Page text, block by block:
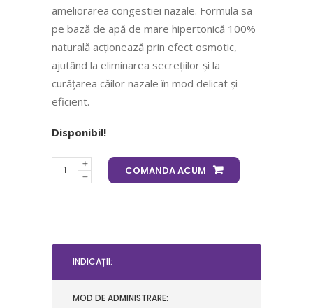
ameliorarea congestiei nazale. Formula sa
pe bază de apă de mare hipertonică 100%
naturală acționează prin efect osmotic,
ajutând la eliminarea secrețiilor și la
curățarea căilor nazale în mod delicat și
eficient.
Disponibil!
COMANDA ACUM
INDICAȚII:
MOD DE ADMINISTRARE: